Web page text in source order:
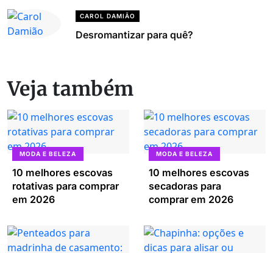
CAROL DAMIÃO
Desromantizar para quê?
Veja também
MODA E BELEZA
10 melhores escovas
rotativas para comprar
em 2026
MODA E BELEZA
10 melhores escovas
secadoras para
comprar em 2026